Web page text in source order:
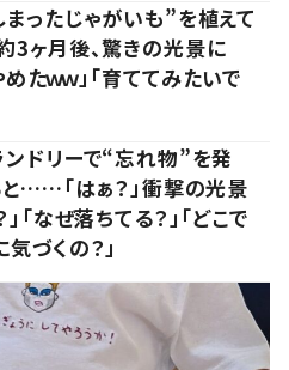
ったじゃがいも”を植えて
ヶ月後、驚きの光景に
たｗｗ」「育ててみたいで
ンドリーで“忘れ物”を発
と……「はぁ？」衝撃の光景
」「なぜ落ちてる？」「どこで
づくの？」